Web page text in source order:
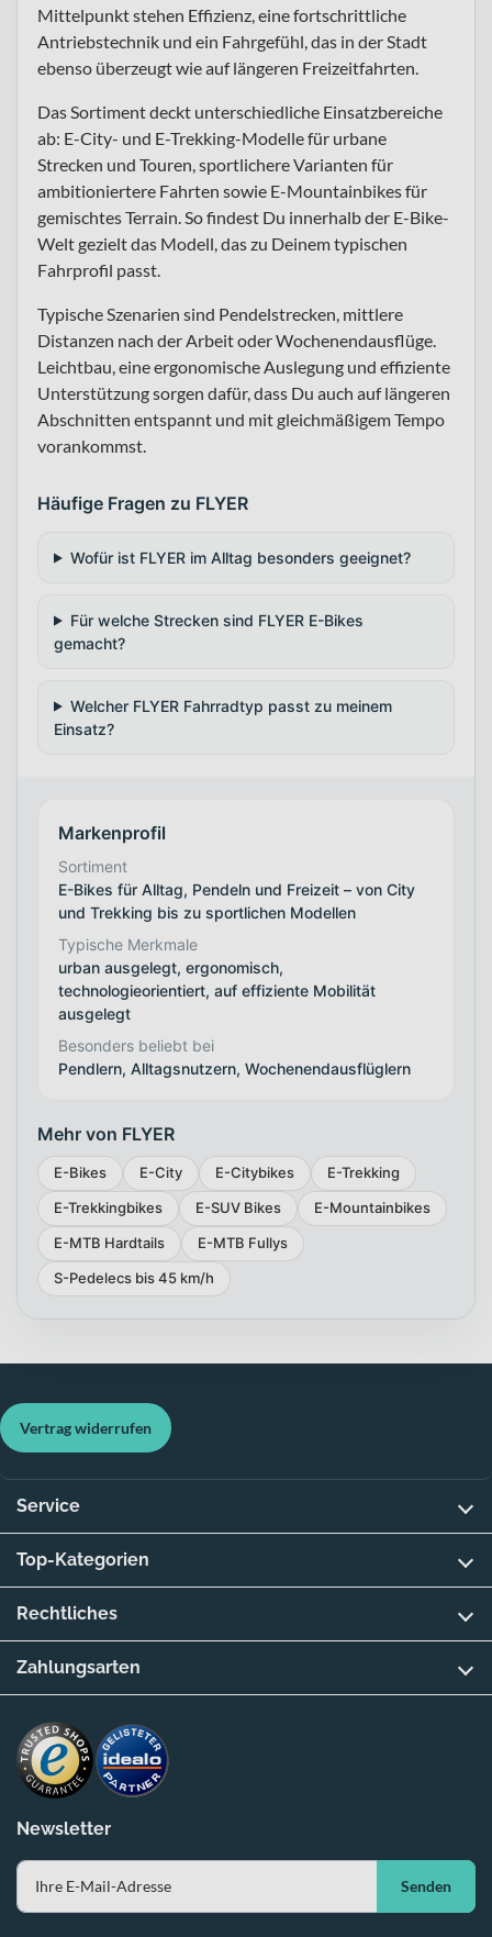
Mittelpunkt stehen Effizienz, eine fortschrittliche
Antriebstechnik und ein Fahrgefühl, das in der Stadt
ebenso überzeugt wie auf längeren Freizeitfahrten.
Das Sortiment deckt unterschiedliche Einsatzbereiche
ab: E-City- und E-Trekking-Modelle für urbane
Strecken und Touren, sportlichere Varianten für
ambitioniertere Fahrten sowie E-Mountainbikes für
gemischtes Terrain. So findest Du innerhalb der E-Bike-
Welt gezielt das Modell, das zu Deinem typischen
Fahrprofil passt.
Typische Szenarien sind Pendelstrecken, mittlere
Distanzen nach der Arbeit oder Wochenendausflüge.
Leichtbau, eine ergonomische Auslegung und effiziente
Unterstützung sorgen dafür, dass Du auch auf längeren
Abschnitten entspannt und mit gleichmäßigem Tempo
vorankommst.
Häufige Fragen zu FLYER
Wofür ist FLYER im Alltag besonders geeignet?
Für welche Strecken sind FLYER E-Bikes
gemacht?
Welcher FLYER Fahrradtyp passt zu meinem
Einsatz?
Markenprofil
Sortiment
E-Bikes für Alltag, Pendeln und Freizeit – von City
und Trekking bis zu sportlichen Modellen
Typische Merkmale
urban ausgelegt, ergonomisch,
technologieorientiert, auf effiziente Mobilität
ausgelegt
Besonders beliebt bei
Pendlern, Alltagsnutzern, Wochenendausflüglern
Mehr von FLYER
E-Bikes E-City E-Citybikes
E-Trekking
E-Trekkingbikes
E-SUV Bikes
E-Mountainbikes
E-MTB Hardtails
E-MTB Fullys
S-Pedelecs bis 45 km/h
Newsletter
Senden
Vertrag widerrufen
Service
Top-Kategorien
Rechtliches
Zahlungsarten